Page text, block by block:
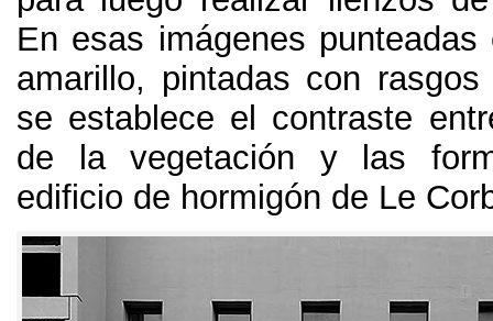
En esas imágenes punteadas
amarillo, pintadas con rasgos
se establece el contraste
de la vegetación y las
edificio de hormigón de Le